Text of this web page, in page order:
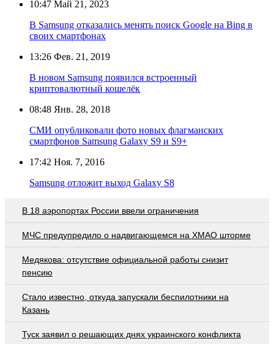
10:47 Май 21, 2023
В Samsung отказались менять поиск Google на Bing в
своих смартфонах
13:26 Фев. 21, 2019
В новом Samsung появился встроенный
криптовалютный кошелёк
08:48 Янв. 28, 2018
СМИ опубликовали фото новых флагманских
смартфонов Samsung Galaxy S9 и S9+
17:42 Ноя. 7, 2016
Samsung отложит выход Galaxy S8
В 18 аэропортах России ввели ограничения
МЧС предупредило о надвигающемся на ХМАО шторме
Медякова: отсутствие официальной работы снизит
пенсию
Стало известно, откуда запускали беспилотники на
Казань
Туск заявил о решающих днях украинского конфликта